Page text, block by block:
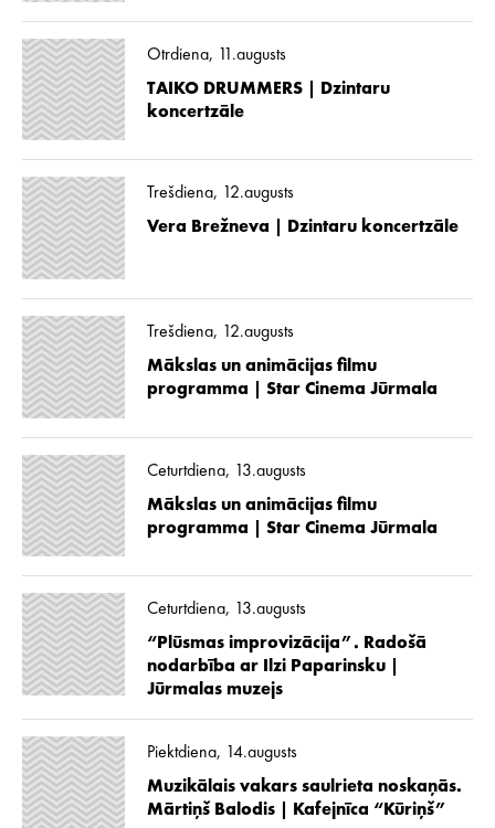
Otrdiena, 11.augusts
TAIKO DRUMMERS | Dzintaru
koncertzāle
Trešdiena, 12.augusts
Vera Brežneva | Dzintaru koncertzāle
Trešdiena, 12.augusts
Mākslas un animācijas filmu
programma | Star Cinema Jūrmala
Ceturtdiena, 13.augusts
Mākslas un animācijas filmu
programma | Star Cinema Jūrmala
Ceturtdiena, 13.augusts
“Plūsmas improvizācija”. Radošā
nodarbība ar Ilzi Paparinsku |
Jūrmalas muzejs
Piektdiena, 14.augusts
Muzikālais vakars saulrieta noskaņās.
Mārtiņš Balodis | Kafejnīca “Kūriņš”